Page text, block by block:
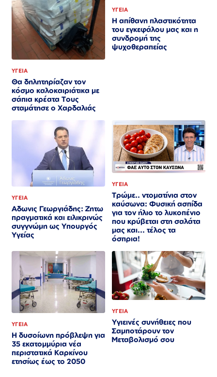
ΥΓΕΙΑ
Θα δηλητηρίαζαν τον
κόσμο καλοκαιριάτικα με
σάπια κρέατα Τους
σταμάτησε ο Χαρδαλιάς
ΥΓΕΙΑ
Η απίθανη πλαστικότητα
του εγκεφάλου μας και η
συνδρομή της
ψυχοθεραπείας
ΥΓΕΙΑ
Αδωνις Γεωργιάδης: Ζητω
πραγματικά και ειλικρινώς
συγγνώμη ως Υπουργός
Υγείας
ΥΓΕΙΑ
Τρώμε.. ντοματίνια στον
καύσωνα: Φυσική ασπίδα
για τον ήλιο το λυκοπένιο
που κρύβεται στη σαλάτα
μας και... τέλος τα
όσπρια!
ΥΓΕΙΑ
Η δυσοίωνη πρόβλεψη για
35 εκατομμύρια νέα
περιστατικά Καρκίνου
ετησίως έως το 2050
ΥΓΕΙΑ
Υγιεινές συνήθειες που
Σαμποτάρουν τον
Μεταβολισμό σου